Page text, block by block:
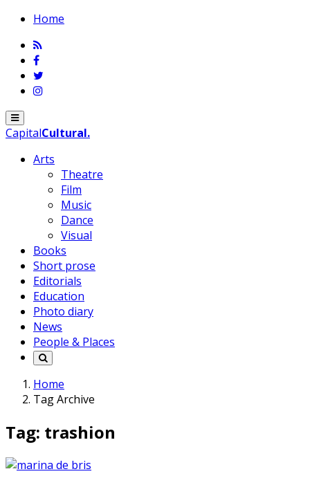
Home
Menu
CapitalCultural.
Arts
Theatre
Film
Music
Dance
Visual
Books
Short prose
Editorials
Education
Photo diary
News
People & Places
Home
Tag Archive
Tag: trashion